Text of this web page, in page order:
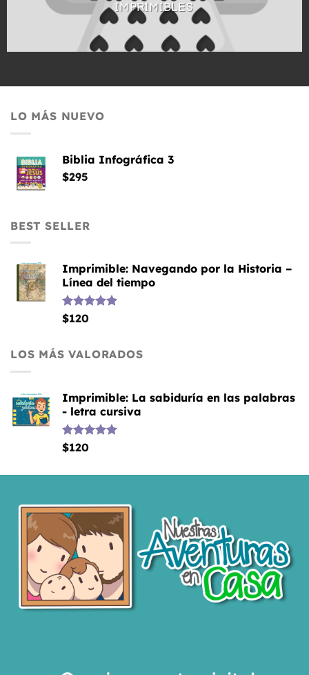
IMPRIMIBLES
LO MÁS NUEVO
Biblia Infográfica 3
$295
BEST SELLER
Imprimible: Navegando por la Historia –
Línea del tiempo
Valorado
$120
LOS MÁS VALORADOS
Imprimible: La sabiduría en las palabras
- letra cursiva
Valorado
$120